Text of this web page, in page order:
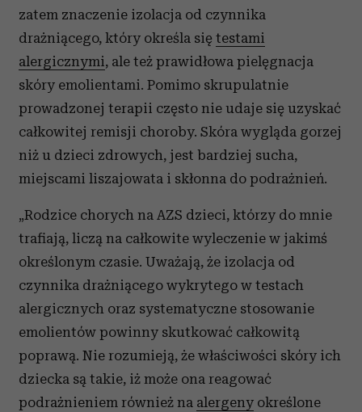
zatem znaczenie izolacja od czynnika
drażniącego, który określa się testami
alergicznymi, ale też prawidłowa pielęgnacja
skóry emolientami. Pomimo skrupulatnie
prowadzonej terapii często nie udaje się uzyskać
całkowitej remisji choroby. Skóra wygląda gorzej
niż u dzieci zdrowych, jest bardziej sucha,
miejscami liszajowata i skłonna do podrażnień.
„Rodzice chorych na AZS dzieci, którzy do mnie
trafiają, liczą na całkowite wyleczenie w jakimś
określonym czasie. Uważają, że izolacja od
czynnika drażniącego wykrytego w testach
alergicznych oraz systematyczne stosowanie
emolientów powinny skutkować całkowitą
poprawą. Nie rozumieją, że właściwości skóry ich
dziecka są takie, iż może ona reagować
podrażnieniem również na alergeny określone